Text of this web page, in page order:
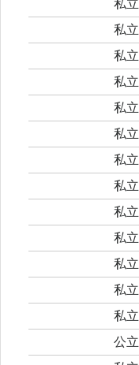
私立
私立
私立
私立
私立
私立
私立
私立
私立
私立
私立
私立
私立
公立